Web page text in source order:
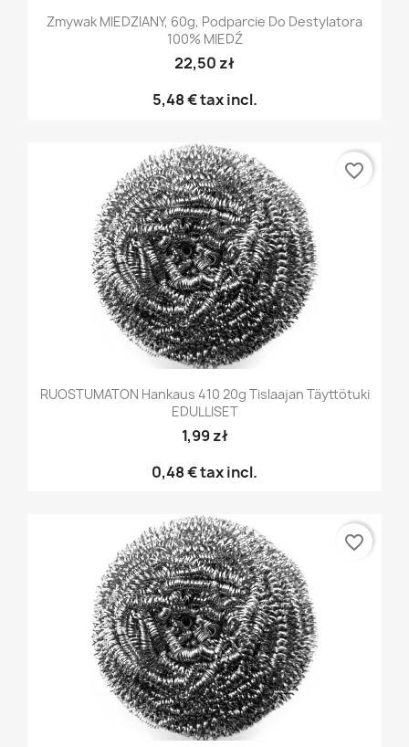
Zmywak MIEDZIANY, 60g, Podparcie Do Destylatora
100% MIEDŹ
22,50 zł
5,48 €tax incl.
RUOSTUMATON Hankaus 410 20g Tislaajan Täyttötuki
EDULLISET
1,99 zł
0,48 €tax incl.
favorite_border
favorite_border